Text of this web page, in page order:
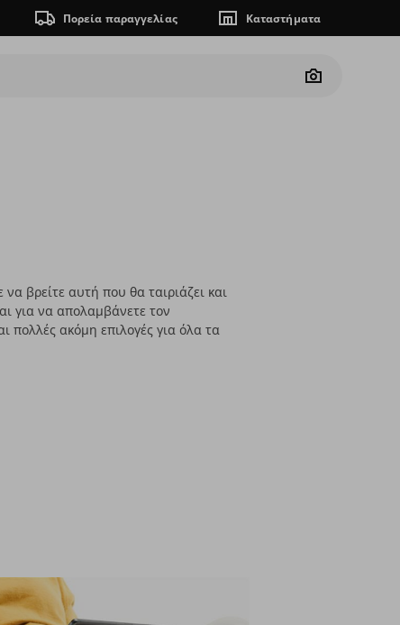
Πορεία παραγγελίας Καταστήματα
Camera
βρείτε αυτή που θα ταιριάζει και
για να απολαμβάνετε τον
πολλές ακόμη επιλογές για όλα τα